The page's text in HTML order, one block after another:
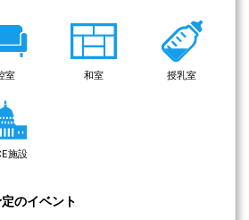
室 和室 授乳室
施設
のイベント